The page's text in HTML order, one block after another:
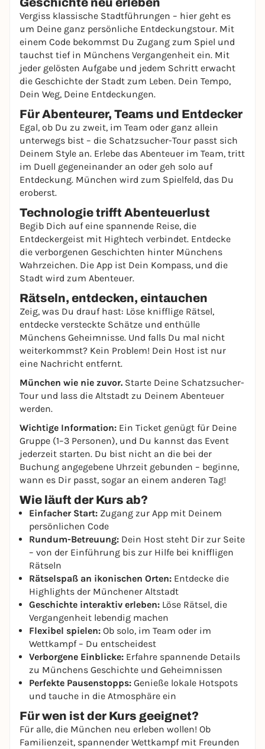
Vergiss klassische Stadtführungen – hier geht es
um Deine ganz persönliche Entdeckungstour. Mit
einem Code bekommst Du Zugang zum Spiel und
tauchst tief in Münchens Vergangenheit ein. Mit
jeder gelösten Aufgabe und jedem Schritt erwacht
die Geschichte der Stadt zum Leben. Dein Tempo,
Dein Weg, Deine Entdeckungen.
Für Abenteurer, Teams und Entdecker
Egal, ob Du zu zweit, im Team oder ganz allein
unterwegs bist – die Schatzsucher-Tour passt sich
Deinem Style an. Erlebe das Abenteuer im Team, tritt
im Duell gegeneinander an oder geh solo auf
Entdeckung. München wird zum Spielfeld, das Du
eroberst.
Technologie trifft Abenteuerlust
Begib Dich auf eine spannende Reise, die
Entdeckergeist mit Hightech verbindet. Entdecke
die verborgenen Geschichten hinter Münchens
Wahrzeichen. Die App ist Dein Kompass, und die
Stadt wird zum Abenteuer.
Rätseln, entdecken, eintauchen
Zeig, was Du drauf hast: Löse knifflige Rätsel,
entdecke versteckte Schätze und enthülle
Münchens Geheimnisse. Und falls Du mal nicht
weiterkommst? Kein Problem! Dein Host ist nur
eine Nachricht entfernt.
München wie nie zuvor. Starte Deine Schatzsucher-
Tour und lass die Altstadt zu Deinem Abenteuer
werden.
Wichtige Information: Ein Ticket genügt für Deine
Gruppe (1–3 Personen), und Du kannst das Event
jederzeit starten. Du bist nicht an die bei der
Buchung angegebene Uhrzeit gebunden – beginne,
wann es Dir passt, sogar an einem anderen Tag!
Wie läuft der Kurs ab?
Einfacher Start: Zugang zur App mit Deinem
persönlichen Code
Rundum-Betreuung: Dein Host steht Dir zur Seite
– von der Einführung bis zur Hilfe bei kniffligen
Rätseln
Rätselspaß an ikonischen Orten: Entdecke die
Highlights der Münchener Altstadt
Geschichte interaktiv erleben: Löse Rätsel, die
Vergangenheit lebendig machen
Flexibel spielen: Ob solo, im Team oder im
Wettkampf – Du entscheidest
Verborgene Einblicke: Erfahre spannende Details
zu Münchens Geschichte und Geheimnissen
Perfekte Pausenstopps: Genieße lokale Hotspots
und tauche in die Atmosphäre ein
Für wen ist der Kurs geeignet?
Für alle, die München neu erleben wollen! Ob
Familienzeit, spannender Wettkampf mit Freunden